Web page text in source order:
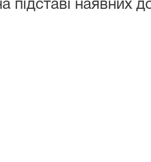
підставі наявних